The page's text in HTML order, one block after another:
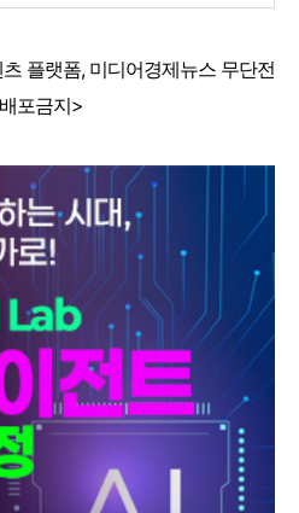
플랫폼, 미디어경제뉴스 무단전
포금지>